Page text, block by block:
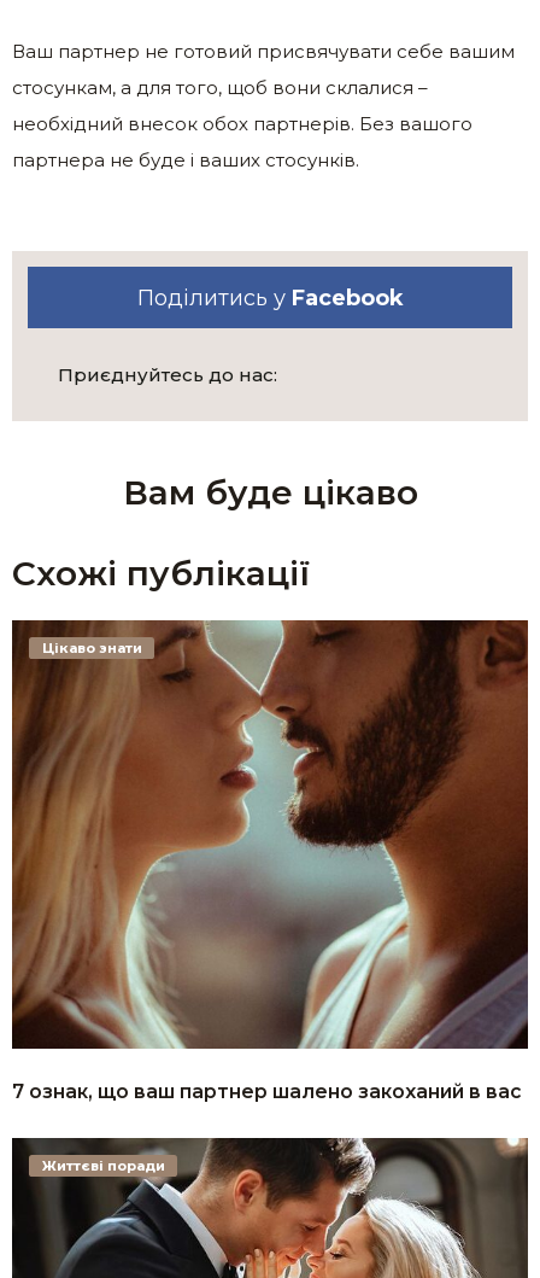
Ваш партнер не готовий присвячувати себе вашим
стосункам, а для того, щоб вони склалися –
необхідний внесок обох партнерів. Без вашого
партнера не буде і ваших стосунків.
Поділитись у Facebook
Приєднуйтесь до нас:
Вам буде цікаво
Схожі публікації
7 ознак, що ваш партнер шалено закоханий в вас
Цікаво знати
Життєві поради